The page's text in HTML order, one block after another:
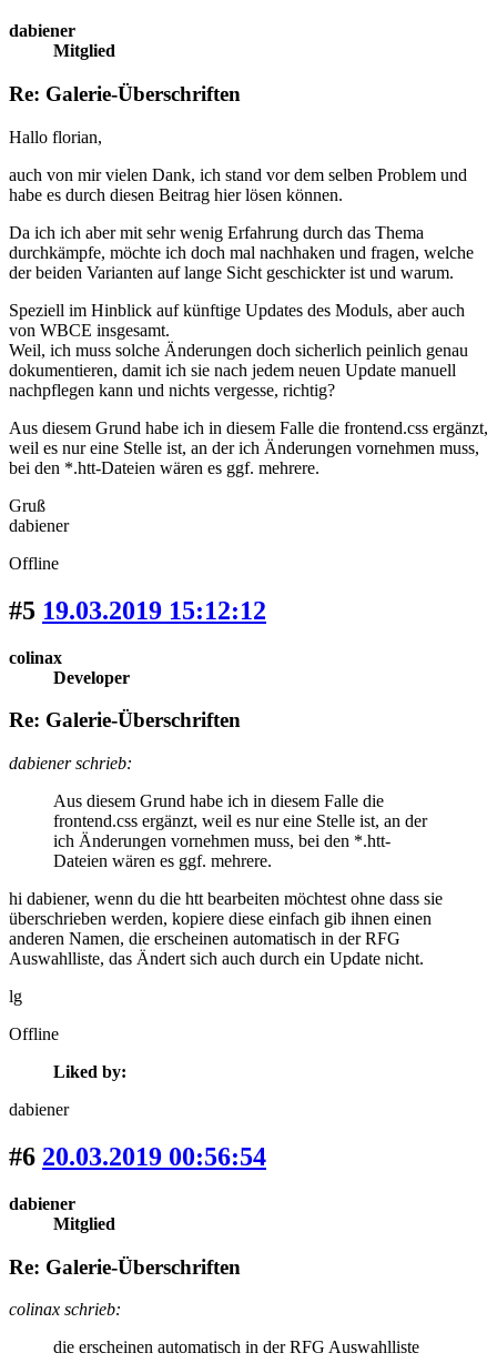
dabiener
Mitglied
Re: Galerie-Überschriften
Hallo florian,
auch von mir vielen Dank, ich stand vor dem selben Problem und
habe es durch diesen Beitrag hier lösen können.
Da ich ich aber mit sehr wenig Erfahrung durch das Thema
durchkämpfe, möchte ich doch mal nachhaken und fragen, welche
der beiden Varianten auf lange Sicht geschickter ist und warum.
Speziell im Hinblick auf künftige Updates des Moduls, aber auch
von WBCE insgesamt.
Weil, ich muss solche Änderungen doch sicherlich peinlich genau
dokumentieren, damit ich sie nach jedem neuen Update manuell
nachpflegen kann und nichts vergesse, richtig?
Aus diesem Grund habe ich in diesem Falle die frontend.css ergänzt,
weil es nur eine Stelle ist, an der ich Änderungen vornehmen muss,
bei den *.htt-Dateien wären es ggf. mehrere.
Gruß
dabiener
Offline
#5 19.03.2019 15:12:12
colinax
Developer
Re: Galerie-Überschriften
dabiener schrieb:
Aus diesem Grund habe ich in diesem Falle die
frontend.css ergänzt, weil es nur eine Stelle ist, an der
ich Änderungen vornehmen muss, bei den *.htt-
Dateien wären es ggf. mehrere.
hi dabiener, wenn du die htt bearbeiten möchtest ohne dass sie
überschrieben werden, kopiere diese einfach gib ihnen einen
anderen Namen, die erscheinen automatisch in der RFG
Auswahlliste, das Ändert sich auch durch ein Update nicht.
lg
Offline
Liked by:
dabiener
#6 20.03.2019 00:56:54
dabiener
Mitglied
Re: Galerie-Überschriften
colinax schrieb:
die erscheinen automatisch in der RFG Auswahlliste